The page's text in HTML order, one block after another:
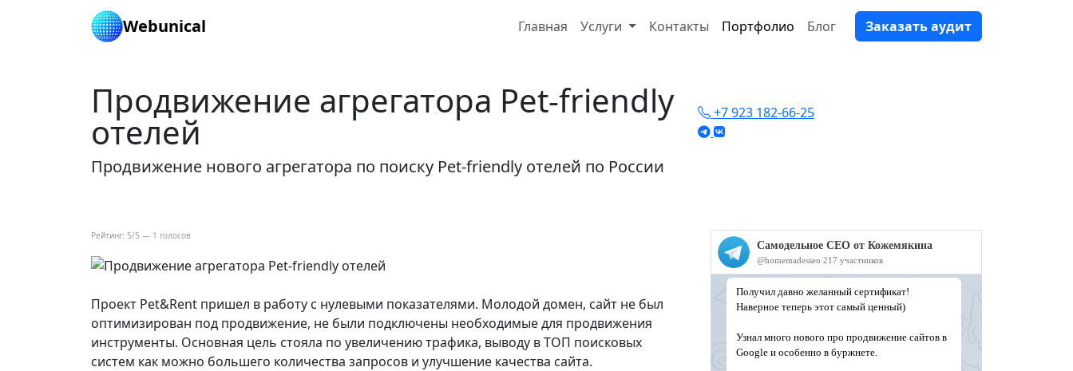
Webunical Главная Услуги Контакты Портфолио Блог Заказать аудит
Продвижение агрегатора Pet-friendly
отелей
Продвижение нового агрегатора по поиску Pet-friendly отелей по России
+7 923 182-66-25
Рейтинг: 5/5 — 1 голосов
Проект Pet&Rent пришел в работу с нулевыми показателями. Молодой домен, сайт не был
оптимизирован под продвижение, не были подключены необходимые для продвижения
инструменты. Основная цель стояла по увеличению трафика, выводу в ТОП поисковых
систем как можно большего количества запросов и улучшение качества сайта.